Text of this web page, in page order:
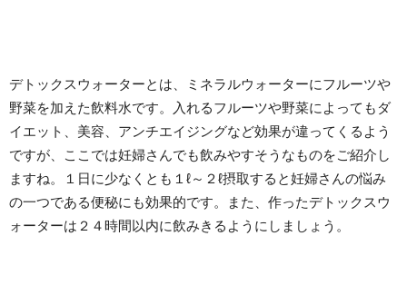
デトックスウォーターとは、ミネラルウォーターにフルーツや
野菜を加えた飲料水です。入れるフルーツや野菜によってもダ
イエット、美容、アンチエイジングなど効果が違ってくるよう
ですが、ここでは妊婦さんでも飲みやすそうなものをご紹介し
ますね。１日に少なくとも１ℓ～２ℓ摂取すると妊婦さんの悩み
の一つである便秘にも効果的です。また、作ったデトックスウ
ォーターは２４時間以内に飲みきるようにしましょう。